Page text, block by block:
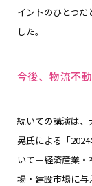
イントのひとつだ
した。
今後、物流不
続いての講演は
晃氏による「
いて－経済産業
場・建設市場に